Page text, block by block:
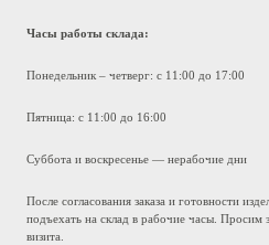
Часы работы склада:
Понедельник – четверг: с 11:00 до 17:00
Пятница: с 11:00 до 16:00
Суббота и воскресенье — нерабочие дни
После согласования заказа и готовности
подъехать на склад в рабочие часы. Просим
визита.